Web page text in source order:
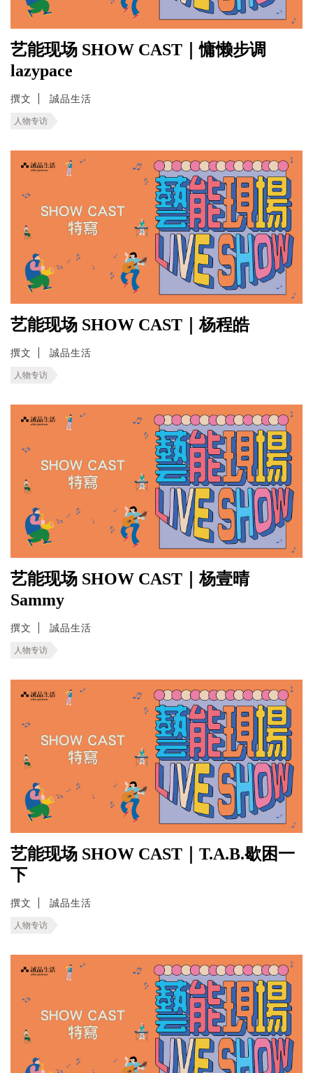
艺能现场 SHOW CAST｜慵懒步调
lazypace
撰文 誠品生活
人物专访
艺能现场 SHOW CAST｜杨程皓
撰文 誠品生活
人物专访
艺能现场 SHOW CAST｜杨壹晴
Sammy
撰文 誠品生活
人物专访
艺能现场 SHOW CAST｜T.A.B.歇困一
下
撰文 誠品生活
人物专访